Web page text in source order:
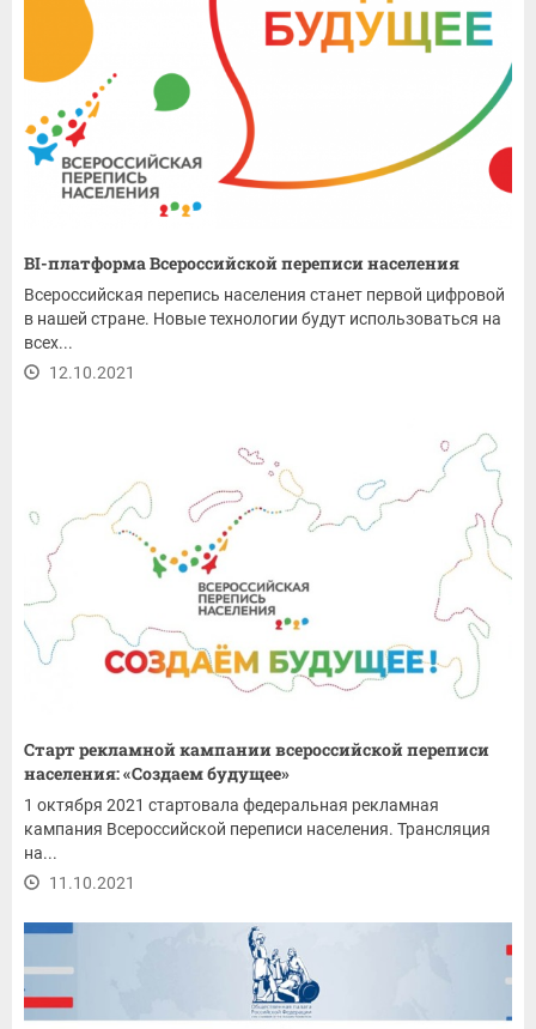
BI-платформа Всероссийской переписи населения
Всероссийская перепись населения станет первой цифровой
в нашей стране. Новые технологии будут использоваться на
всех...
12.10.2021
Старт рекламной кампании всероссийской переписи
населения: «Cоздаем будущее»
1 октября 2021 стартовала федеральная рекламная
кампания Всероссийской переписи населения. Трансляция
на...
11.10.2021